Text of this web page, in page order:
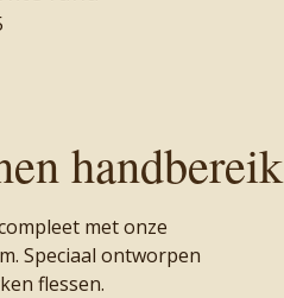
handbereik
met onze
Speciaal ontworpen
flessen.